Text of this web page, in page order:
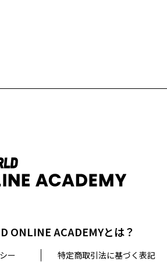
ONLINE ACADEMYとは？
ー 特定商取引法に基づく表記